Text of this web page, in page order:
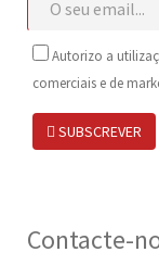
Autorizo a
comerciais e de
SUBSCREVER
Contacte-